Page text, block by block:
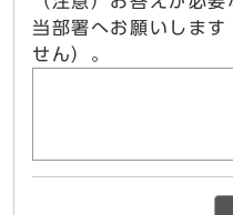
当部署へお願いしま
せん）。